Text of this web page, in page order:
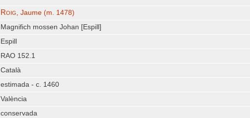
Roig, Jaume (m. 1478)
Magnifich mossen Johan [Espill]
Espill
RAO 152.1
Català
estimada - c. 1460
València
conservada